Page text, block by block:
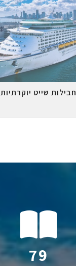
חבילות שייט יוקרתיות
116